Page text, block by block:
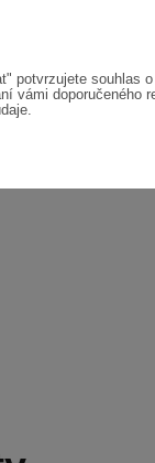
potvrzujete souhlas
vámi doporučeného